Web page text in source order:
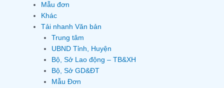
Mẫu đơn
Khác
Tải nhanh Văn bản
Trung tâm
UBND Tỉnh, Huyện
Bộ, Sở Lao động – TB&XH
Bộ, Sở GD&ĐT
Mẫu Đơn